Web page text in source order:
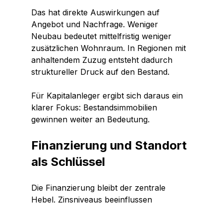
Das hat direkte Auswirkungen auf
Angebot und Nachfrage. Weniger
Neubau bedeutet mittelfristig weniger
zusätzlichen Wohnraum. In Regionen mit
anhaltendem Zuzug entsteht dadurch
struktureller Druck auf den Bestand.
Für Kapitalanleger ergibt sich daraus ein
klarer Fokus: Bestandsimmobilien
gewinnen weiter an Bedeutung.
Finanzierung und Standort
als Schlüssel
Die Finanzierung bleibt der zentrale
Hebel. Zinsniveaus beeinflussen